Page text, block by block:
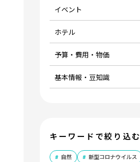
イベント
ホテル
予算・費用・物価
基本情報・豆知識
キーワードで絞り込む
自然 新型コロナウイルス